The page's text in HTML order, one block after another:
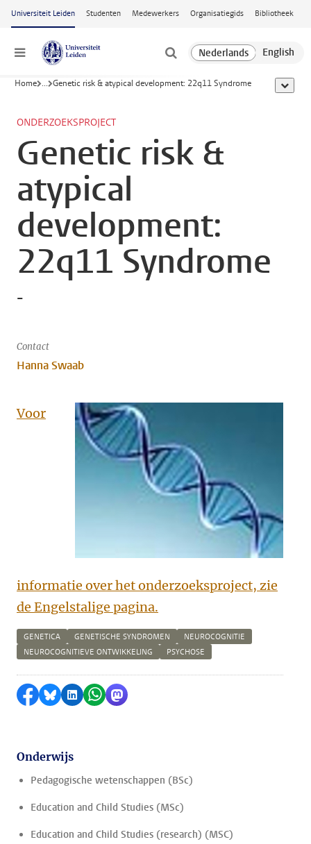
Ga naar hoofdinhoud
Universiteit Leiden Studenten Medewerkers Organisatiegids Bibliotheek
Menu
Home ... Genetic risk & atypical development: 22q11 Syndrome toon
ONDERZOEKSPROJECT
Genetic risk &
atypical
development:
22q11 Syndrome
-
Contact
Hanna Swaab
Voor
informatie over het onderzoeksproject, zie
de Engelstalige pagina.
GENETICA GENETISCHE SYNDROMEN
NEUROCOGNITIE
NEUROCOGNITIEVE ONTWIKKELING
PSYCHOSE
Delen op Facebook
Delen via Bluesky
Delen op LinkedIn
Delen via WhatsApp
Delen via Mastodon
Onderwijs
Pedagogische wetenschappen (BSc)
Education and Child Studies (MSc)
Education and Child Studies (research) (MSC)